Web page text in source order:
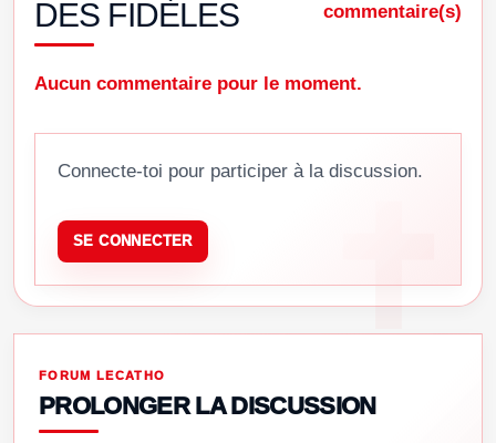
DES FIDÈLES
commentaire(s)
Aucun commentaire pour le moment.
Connecte-toi pour participer à la discussion.
SE CONNECTER
FORUM LECATHO
PROLONGER LA DISCUSSION